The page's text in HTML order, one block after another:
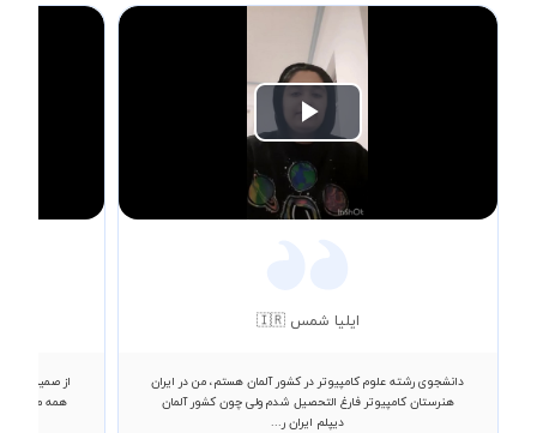
Play
Video
ایلیا شمس 🇮🇷
دانشجوی رشته علوم کامپیوتر در کشور آلمان هستم، من در ایران
هنرستان کامپیوتر فارغ التحصیل شدم ولی چون کشور آلمان
دیپلم ایران ر...
از صمیم قلب
همه مطالب